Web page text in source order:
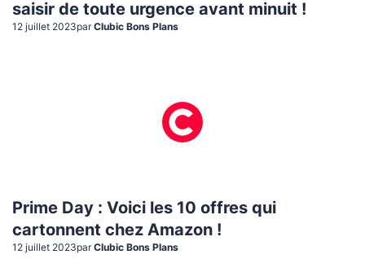
saisir de toute urgence avant minuit !
12 juillet 2023par Clubic Bons Plans
Prime Day : Voici les 10 offres qui
cartonnent chez Amazon !
12 juillet 2023par Clubic Bons Plans